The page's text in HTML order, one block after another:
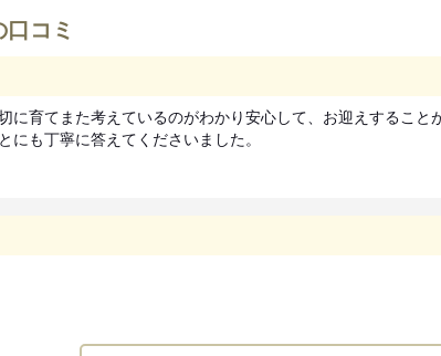
コミ
に育てまた考えているのがわかり安心して、お迎えすること
も丁寧に答えてくださいました。